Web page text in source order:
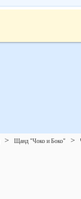
Щанд "Чоко и Боко"